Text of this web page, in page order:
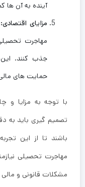
آینده به آن‌ ها
مزایای اقتصادی:
مهاجرت
جذب کنند.
حمایت ‌های
با توجه به مزایا و
تصمیم ‌گیری باید به
باشند تا از این
مهاجرت تحصیلی
مشکلات قانونی و